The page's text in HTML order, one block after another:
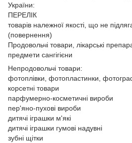
України:
ПЕРЕЛІК
товарів належної якості, що не
(повернення)
Продовольчі товари, лікарські
предмети сангігієни
Непродовольчі товари:
фотоплівки, фотопластинки,
корсетні товари
парфумерно-косметичні вироби
пер'яно-пухові вироби
дитячі іграшки м'які
дитячі іграшки гумові надувні
зубні щітки